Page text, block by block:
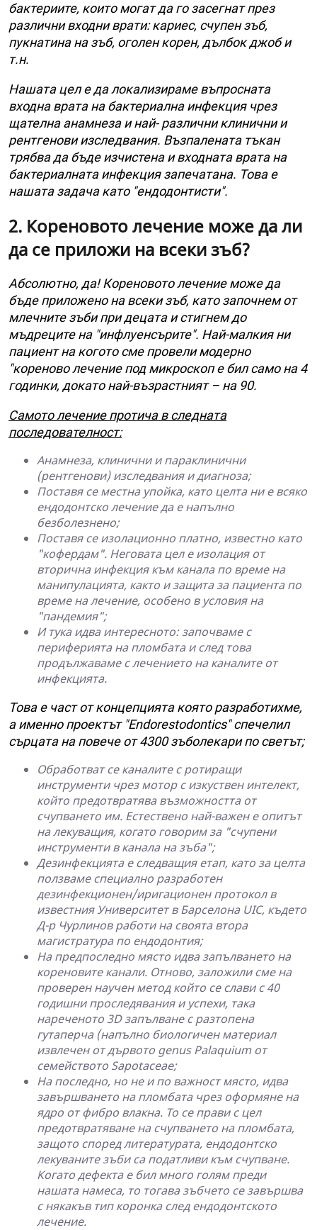
бактериите, които могат да го засегнат през
различни входни врати: кариес, счупен зъб,
пукнатина на зъб, оголен корен, дълбок джоб и
т.н.
Нашата цел е да локализираме въпросната
входна врата на бактериална инфекция чрез
щателна анамнеза и най- различни клинични и
рентгенови изследвания. Възпалената тъкан
трябва да бъде изчистена и входната врата на
бактериалната инфекция запечатана. Това е
нашата задача като "ендодонтисти".
2. Кореновото лечение може да ли
да се приложи на всеки зъб?
Абсолютно, да! Кореновото лечение може да
бъде приложено на всеки зъб, като започнем от
млечните зъби при децата и стигнем до
мъдреците на "инфлуенсърите". Най-малкия ни
пациент на когото сме провели модерно
"кореново лечение под микроскоп е бил само на 4
годинки, докато най-възрастният – на 90.
Самото лечение протича в следната
последователност:
Анамнеза, клинични и параклинични
(рентгенови) изследвания и диагноза;
Поставя се местна упойка, като целта ни е всяко
ендодонтско лечение да е напълно
безболезнено;
Поставя се изолационно платно, известно като
"кофердам". Неговата цел е изолация от
вторична инфекция към канала по време на
манипулацията, както и защита за пациента по
време на лечение, особено в условия на
"пандемия";
И тука идва интересното: започваме с
периферията на пломбата и след това
продължаваме с лечението на каналите от
инфекцията.
Това е част от концепцията която разработихме,
а именно проектът "Endorestodontics" спечелил
сърцата на повече от 4300 зъболекари по светът;
Обработват се каналите с ротиращи
инструменти чрез мотор с изкуствен интелект,
който предотвратява възможността от
счупването им. Естествено най-важен е опитът
на лекуващия, когато говорим за "счупени
инструменти в канала на зъба";
Дезинфекцията е следващия етап, като за целта
ползваме специално разработен
дезинфекционен/иригационен протокол в
известния Университет в Барселона UIC, където
Д-р Чурлинов работи на своята втора
магистратура по ендодонтия;
На предпоследно място идва запълването на
кореновите канали. Отново, заложили сме на
проверен научен метод който се слави с 40
годишни проследявания и успехи, така
нареченото 3D запълване с разтопена
гутаперча (напълно биологичен материал
извлечен от дървото genus Palaquium от
семейството Sapotaceae;
На последно, но не и по важност място, идва
завършването на пломбата чрез оформяне на
ядро от фибро влакна. То се прави с цел
предотвратяване на счупването на пломбата,
защото според литературата, ендодонтско
лекуваните зъби са податливи към счупване.
Когато дефекта е бил много голям преди
нашата намеса, то тогава зъбчето се завършва
с някакъв тип коронка след ендодонтското
лечение.